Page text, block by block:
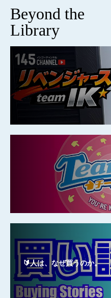
Beyond the
Library
🔰人は、なぜ買うのか。